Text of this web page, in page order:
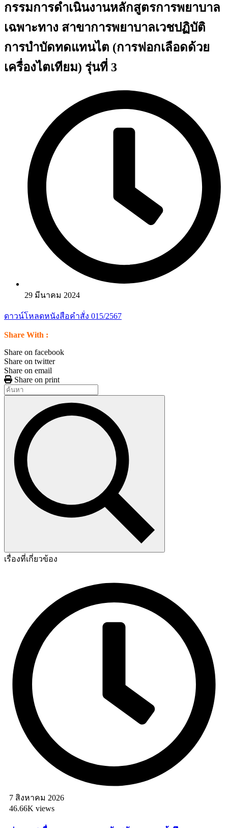
กรรมการดำเนินงานหลักสูตรการพยาบาล
เฉพาะทาง สาขาการพยาบาลเวชปฏิบัติ
การบำบัดทดแทนไต (การฟอกเลือดด้วย
เครื่องไตเทียม) รุ่นที่ 3
29 มีนาคม 2024
ดาวน์โหลดหนังสือคำสั่ง 015/2567
Share With :
Share on facebook
Share on twitter
Share on email
Share on print
เรื่องที่เกี่ยวข้อง
7 สิงหาคม 2026
46.66K views